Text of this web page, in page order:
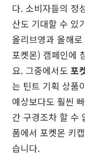
다. 소비자들의 정
산도 기대할 수 있
올리브영과 올해
포켓몬) 캠페인에
요. 그중에서도 포
는 틴트 기획 상품
예상보다도 훨씬
간 구경조차 할 수
폼에서 포켓몬 키
습니다.